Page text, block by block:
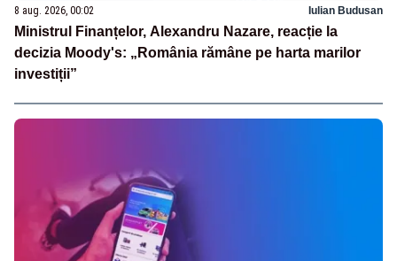
8 aug. 2026, 00:02 Iulian Budusan
Ministrul Finanțelor, Alexandru Nazare, reacție la
decizia Moody's: „România rămâne pe harta marilor
investiții”